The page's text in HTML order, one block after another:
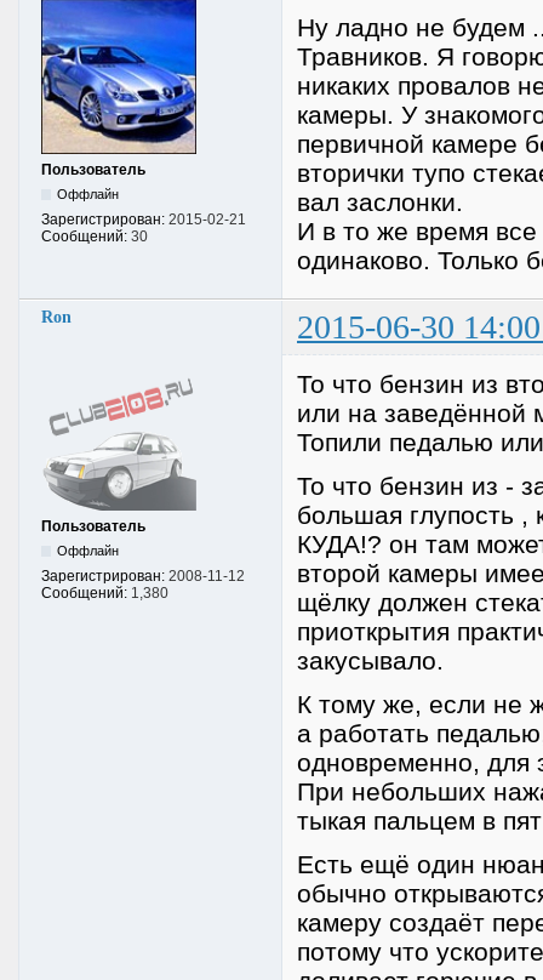
Пользователь
Оффлайн
Зарегистрирован: 2015-02-21
Сообщений: 30
Ну ладно не будем
Травников. Я
никаких провалов
камеры. У
первичной камере
вторички тупо
вал заслонки.
И в то же время
одинаково. Только
Ron 2015-06-30
Пользователь
Оффлайн
Зарегистрирован: 2008-11-12
Сообщений: 1,380
То что бензин из
или на заведённой
Топили педалью
То что бензин из -
большая глупость
КУДА!? он там
второй камеры
щёлку должен
приоткрытия
закусывало.
К тому же, если не
а работать
одновременно, для
При небольших
тыкая пальцем в
Есть ещё один
обычно
камеру создаёт
потому что